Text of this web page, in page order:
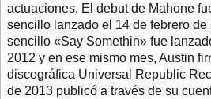
actuaciones. El debut de Mahone
sencillo lanzado el 14 de febrero
sencillo «Say Somethin» fue
2012 y en ese mismo mes, Austin
discográfica Universal Republic
de 2013 publicó a través de su